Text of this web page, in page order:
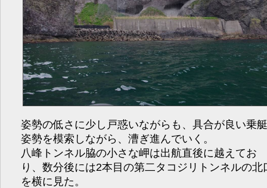
姿勢の低さに少し戸惑いながらも、具合が良い乗
姿勢を模索しながら、漕ぎ進んでいく。
八峰トンネル脇の小さな岬は出航直後に越えてお
り、数分後には2本目の第二タコジリトンネルの北
を横に見た。